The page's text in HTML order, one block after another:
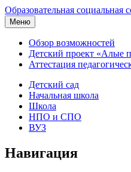
Образовательная социальная
Меню
Обзор возможностей
Детский проект «Алые
Аттестация
Детский сад
Начальная школа
Школа
НПО и СПО
ВУЗ
Навигация